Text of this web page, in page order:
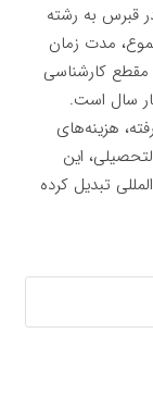
قبرس به رشته
مدت زمان
کارشناسی
سال است.
هزینه‌های
این
تبدیل کرده